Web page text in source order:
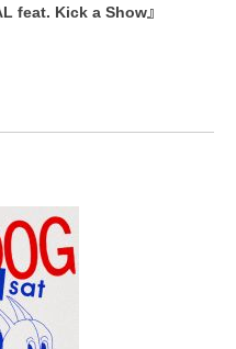
feat. Kick a Show』